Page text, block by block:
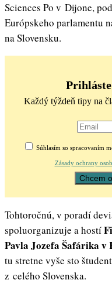
Sciences Po v Dijone,
Európskeho parlamentu
na Slovensku.
Každý týždeň tipy na
Súhlasím so spracovaním
Zásady ochrany
Tohtoročnú, v poradí
spoluorganizuje a hostí
Pavla Jozefa Šafárika v
tu stretne vyše sto
z celého Slovenska.